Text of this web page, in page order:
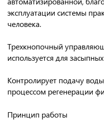
эксплуатации системы
человека.
Трехкнопочный
используется для засыпных
Контролирует подачу воды
процессом регенерации
Принцип работы